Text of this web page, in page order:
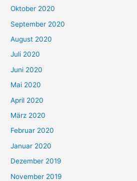
Oktober 2020
September 2020
August 2020
Juli 2020
Juni 2020
Mai 2020
April 2020
März 2020
Februar 2020
Januar 2020
Dezember 2019
November 2019